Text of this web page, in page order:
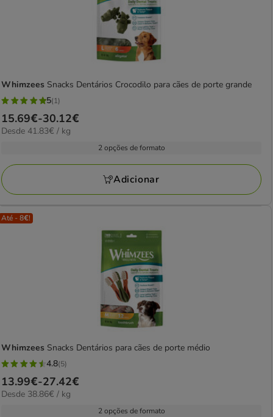
Whimzees Snacks Dentários Crocodilo para cães de porte grande
5
estrelas
com
avaliações
5(1)
Preço
de
30.12€
15.69€-30.12€
41.83€
Desde 41.83€ / kg
2 opções de formato
Adicionar
Até - 8€!
Whimzees Snacks Dentários para cães de porte médio
4.8
estrelas
com
4.8(5)
Preço
de
13.99€-27.42€
38.86€
Desde 38.86€ / kg
2 opções de formato